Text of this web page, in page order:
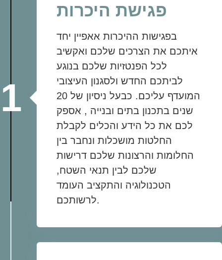
פגישת היכרות
בפגישות ההיכרות אאפיין יחד
איתכם את הצרכים שלכם ואקשיב
לכל הפנטזיות שלכם בנוגע
לביתכם החדש ולסגנון העיצובי
המועדף עליכם. כבעל ניסיון של 20
שנים בתכנון בתים ובנייה , אספק
לכם את כל הידע והכלים לקבלת
החלטות מושכלות ונחבר בין
החלומות והרצונות שלכם דרישות
שלכם לבין תנאי השטח,
הטכנולוגיה והתקציב העומד
1